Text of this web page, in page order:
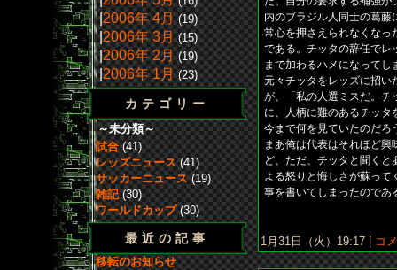
|2006年 4月 (19)
|2006年 3月 (15)
|2006年 2月 (19)
|2006年 1月 (23)
カテゴリー
～未分類～
試合(41)
レッズニュース(41)
サッカーニュース(19)
雑記(30)
ワールドカップ(30)
最近の記事
移転のお知らせ
内のブラジル人同士の葛
常心を押さえられなくなっ
である。チッタの辞任でレ
まで加わるハメになってし
元々チッタをレッズに招い
が、「私の人選ミスだ。チ
に、人柄に難のあるチッ
今まで何を見ていたのだろ
まあ俺は代表はそれほど
ど、ただ、チッタと聞く
よる怒りと悔しさが蘇っ
事を書いてしまったのであ
1月31日（火）19:17 | コ